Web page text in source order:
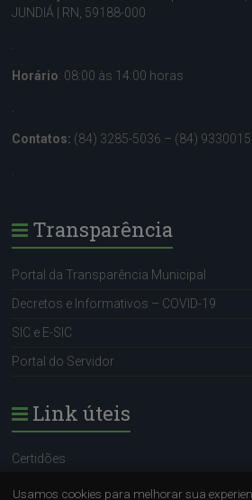
JUNDIÁ | RN, 59188-000
Horário: 08:00 às 14:00 horas
Contatos: (84) 3285-5036 – (84)
Transparência
Portal da Transparência Municipal
Decretos e Informativos – COVID-19
SIC e E-SIC
Portal do Servidor
Link úteis
Certidões
Portal do Servidor
Usamos cookies para melhorar sua